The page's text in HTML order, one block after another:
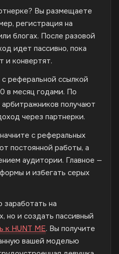
Вы размещаете
регистрация на
блогах. После разовой
идет пассивно, пока
и конвертят.
реферальной ссылкой
в месяц годами. По
получают
через партнерки.
с реферальных
постоянной работы, а
аудитории. Главное —
и избегать серых
заработать на
но и создать пассивный
к HUNT ME. Вы получите
вашей моделью